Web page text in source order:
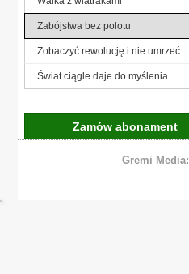
Zabójstwa bez polotu
Zobaczyć rewolucję i nie umrzeć
Świat ciągle daje do myślenia
Zamów abonament
Gremi Media: